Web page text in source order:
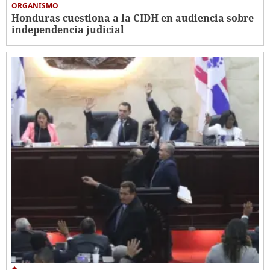
ORGANISMO
Honduras cuestiona a la CIDH en audiencia sobre
independencia judicial